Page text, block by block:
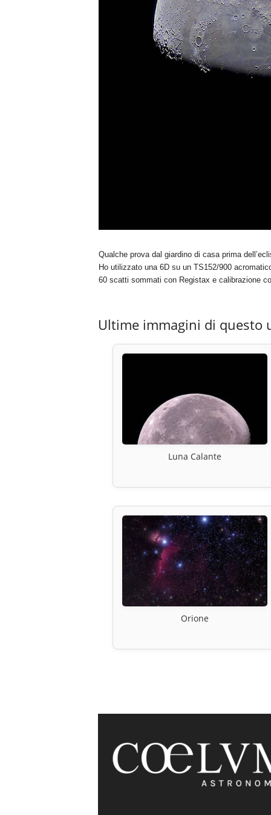
Qualche prova dal giardino di casa prima
Ho utilizzato una 6D su un TS152/900
60 scatti sommati con Registax e calibrazione
Ultime immagini di questo
Luna Calante
Orione